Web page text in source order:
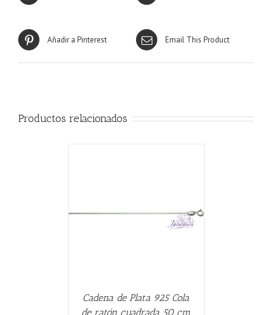
Añadir a Pinterest Email This Product
Productos relacionados
Cadena de Plata 925 Cola
de ratón cuadrada 50 cm